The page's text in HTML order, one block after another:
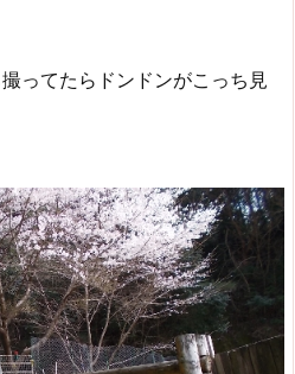
ってたらドンドンがこっち見